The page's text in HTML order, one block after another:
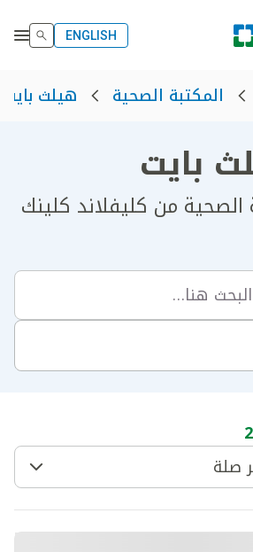
ENGLISH
المكتبة الصحية هيلث بايت
بايت
من كليفلاند كلينك
صلة